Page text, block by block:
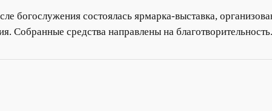
богослужения состоялась ярмарка-выставка,
Собранные средства направлены на